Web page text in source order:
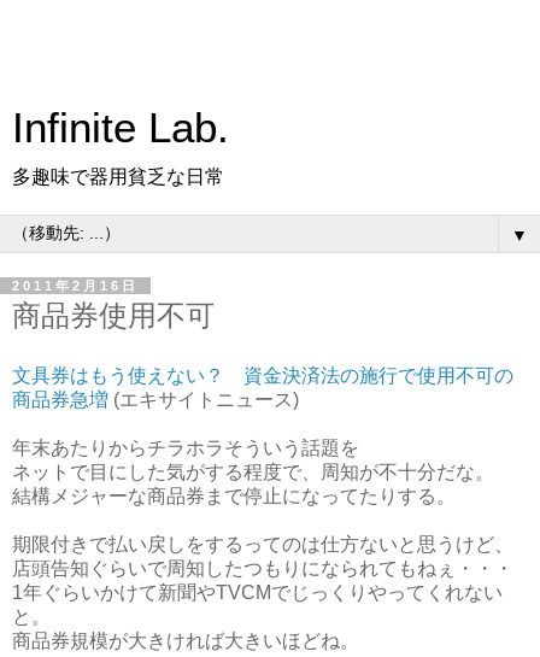
Infinite Lab.
多趣味で器用貧乏な日常
▼
2011年2月16日
商品券使用不可
文具券はもう使えない？ 資金決済法の施行で使用不可の
商品券急増 (エキサイトニュース)
年末あたりからチラホラそういう話題を
ネットで目にした気がする程度で、周知が不十分だな。
結構メジャーな商品券まで停止になってたりする。
期限付きで払い戻しをするってのは仕方ないと思うけど、
店頭告知ぐらいで周知したつもりになられてもねぇ・・・
1年ぐらいかけて新聞やTVCMでじっくりやってくれない
と。
商品券規模が大きければ大きいほどね。